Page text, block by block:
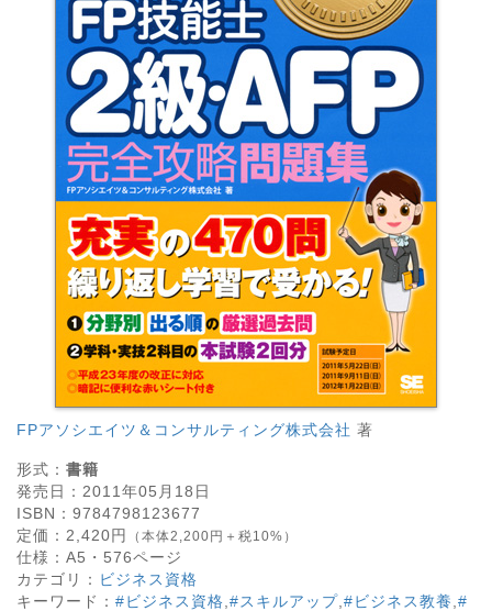
FPアソシエイツ＆コンサルティング株式会社 著
形式： 書籍
発売日： 2011年05月18日
ISBN： 9784798123677
定価： 2,420円 （本体2,200円＋税10%）
仕様： A5・ 576ページ
カテゴリ： ビジネス資格
キーワード： #ビジネス資格 #スキルアップ #ビジネス教養 #